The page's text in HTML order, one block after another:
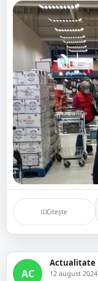
Citește
AC
Actualitate
12 august 2024